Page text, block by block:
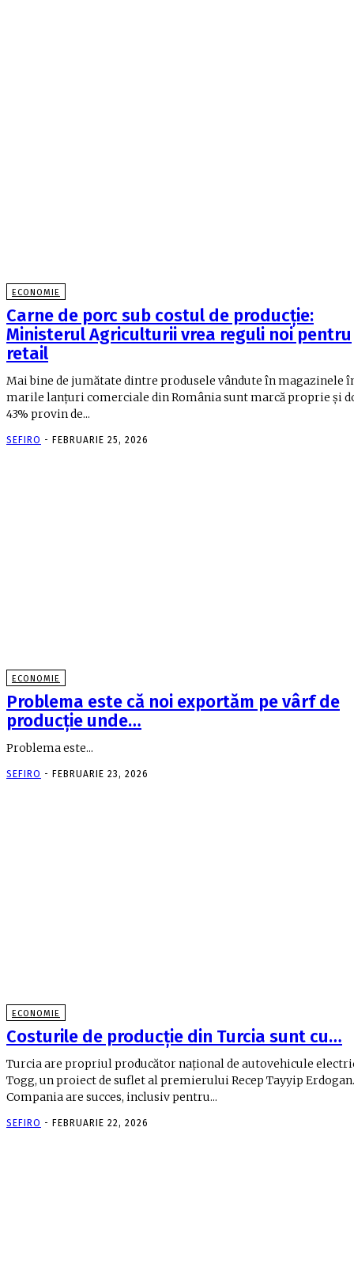
ECONOMIE
Carne de porc sub costul de producție:
Ministerul Agriculturii vrea reguli noi pentru
retail
Mai bine de jumătate dintre produsele vândute în magazinele
marile lanțuri comerciale din România sunt marcă proprie și
43% provin de...
SEFIRO - FEBRUARIE 25, 2026
ECONOMIE
Problema este că noi exportăm pe vârf de
producţie unde…
Problema este...
SEFIRO - FEBRUARIE 23, 2026
ECONOMIE
Costurile de producţie din Turcia sunt cu…
Turcia are propriul producător naţional de autovehicule
Togg, un proiect de suflet al premierului Recep Tayyip Erdogan.
Compania are succes, inclusiv pentru...
SEFIRO - FEBRUARIE 22, 2026